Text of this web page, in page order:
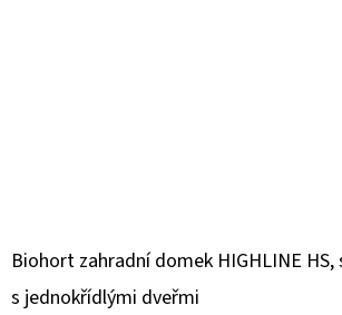
Biohort zahradní domek HIGHLINE
s jednokřídlými dveřmi